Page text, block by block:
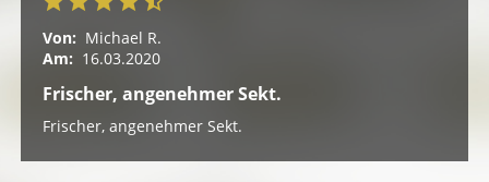
Von: Michael R.
Am: 16.03.2020
Frischer, angenehmer Sekt.
Frischer, angenehmer Sekt.